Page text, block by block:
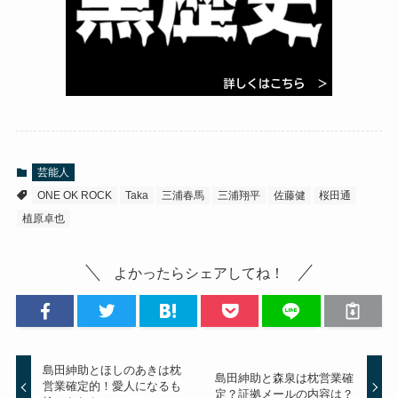
芸能人
ONE OK ROCK
Taka 三浦春馬 三浦翔平 佐藤健
桜田通
植原卓也
よかったらシェアしてね！
島田紳助とほしのあきは枕
営業確定的！愛人になるも
島田紳助と森泉は枕営業確
定？証拠メールの内容は？